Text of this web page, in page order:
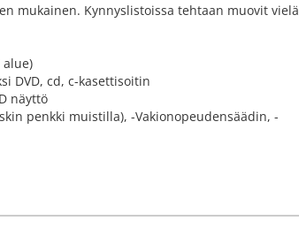
mukainen. Kynnyslistoissa tehtaan muovit vielä
DVD, cd, c-kasettisoitin
näyttö
penkki muistilla), -Vakionopeudensäädin, -